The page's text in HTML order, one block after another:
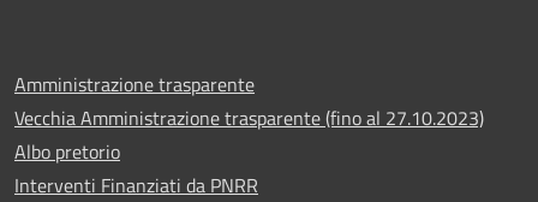
Amministrazione trasparente
Vecchia Amministrazione trasparente (fino al 27.10.2023)
Albo pretorio
Interventi Finanziati da PNRR